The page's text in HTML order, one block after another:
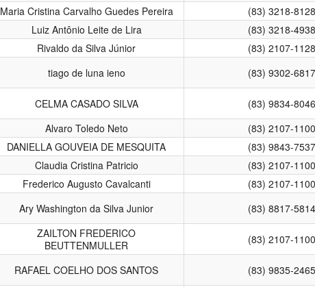
Maria Cristina Carvalho Guedes Pereira (83) 3218-8128
Luiz Antônio Leite de Lira (83) 3218-4938
Rivaldo da Silva Júnior (83) 2107-1128
tiago de luna ieno (83) 9302-6817
CELMA CASADO SILVA (83) 9834-8046
Alvaro Toledo Neto (83) 2107-1100
DANIELLA GOUVEIA DE MESQUITA (83) 9843-7537
Claudia Cristina Patricio (83) 2107-1100
Frederico Augusto Cavalcanti (83) 2107-1100
Ary Washington da Silva Junior (83) 8817-5814
ZAILTON FREDERICO
BEUTTENMULLER
(83) 2107-1100
RAFAEL COELHO DOS SANTOS (83) 9835-2465